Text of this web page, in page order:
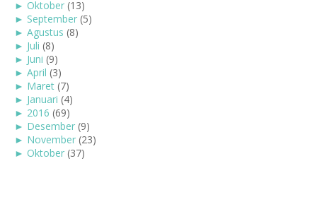
► Oktober (13)
► September (5)
► Agustus (8)
► Juli (8)
► Juni (9)
► April (3)
► Maret (7)
► Januari (4)
► 2016 (69)
► Desember (9)
► November (23)
► Oktober (37)